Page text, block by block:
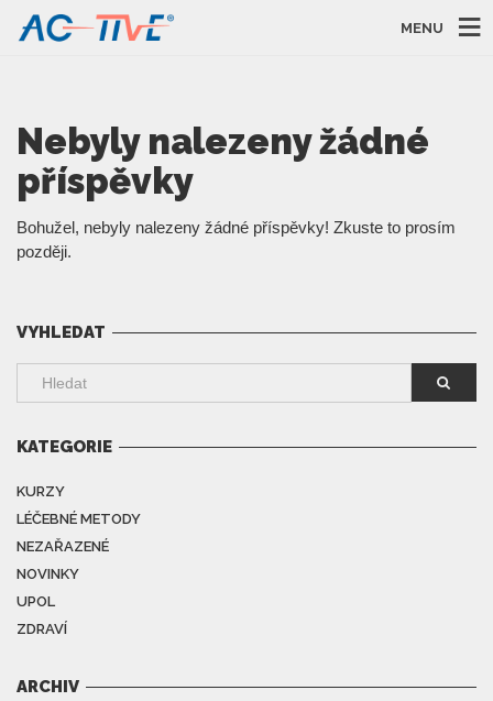
MENU
Nebyly nalezeny žádné
příspěvky
Bohužel, nebyly nalezeny žádné příspěvky! Zkuste to prosím
později.
VYHLEDAT
KATEGORIE
KURZY
LÉČEBNÉ METODY
NEZAŘAZENÉ
NOVINKY
UPOL
ZDRAVÍ
ARCHIV